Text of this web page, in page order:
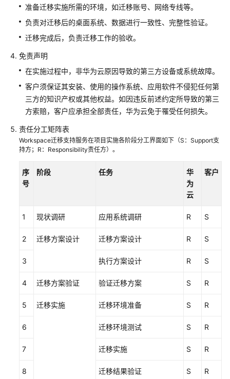
上
与
实
务
城
市
能
体
使
服
Zone
计
服
务
准备迁移实施所需的环境，如迁移账号、网络专线等。
负责对迁移后的桌面系统、数据进行一致性、完整性验证。
迁移完成后，负责迁移工作的验收。
免责声明
在实施过程中，非华为云原因导致的第三方设备或系统故障。
客户须保证其安装、使用的操作系统、应用软件不侵犯任何第
三方的知识产权或其他权益。如因违反前述约定所导致的第三
方索赔，客户应承担全部责任，华为云免于罹受任何损失。
责任分工矩阵表
Workspace迁移支持服务在项目实施各阶段分工界面如下（S：Support支
持方；R：Responsibility责任方）。
序
号
阶段 任务
华
为
云
客户
1 现状调研 应用系统调研 R S
2 迁移方案设计 迁移方案设计 R S
3 执行方案设计 R S
4 迁移方案验证 验证迁移方案 S R
5 迁移实施 迁移环境准备 S R
6 迁移环境测试 S R
7 迁移实施 S R
8 迁移结果验证 S R